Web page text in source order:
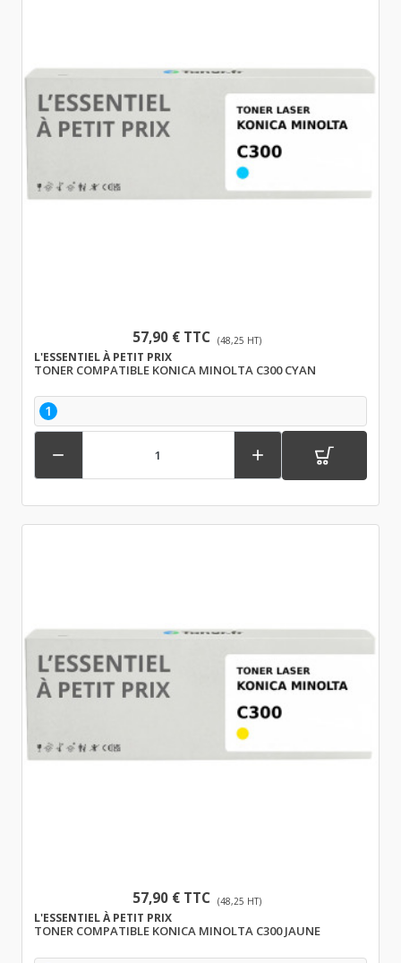
57,90 € TTC (48,25 HT)
L'ESSENTIEL À PETIT PRIX
TONER COMPATIBLE KONICA MINOLTA C300 CYAN
1
 
57,90 € TTC (48,25 HT)
L'ESSENTIEL À PETIT PRIX
TONER COMPATIBLE KONICA MINOLTA C300 JAUNE